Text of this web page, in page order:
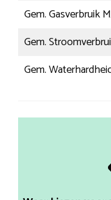
Gem. Gasverbruik
Gem.
Gem.